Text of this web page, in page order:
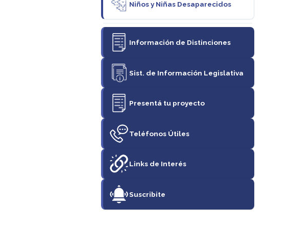
Niños y Niñas Desaparecidos
Información de Distinciones
Sist. de Información Legislativa
Presentá tu proyecto
Teléfonos Útiles
Links de Interés
Suscribite